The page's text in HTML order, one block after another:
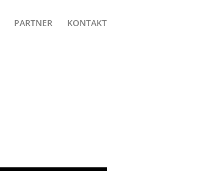
PARTNER KONTAKT